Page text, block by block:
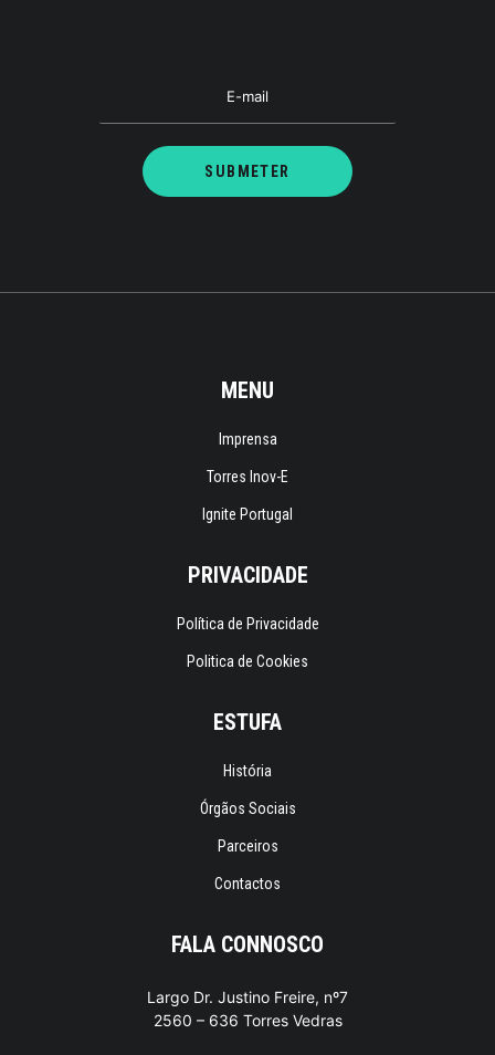
MENU
Imprensa
Torres Inov-E
Ignite Portugal
PRIVACIDADE
Política de Privacidade
Politica de Cookies
ESTUFA
História
Órgãos Sociais
Parceiros
Contactos
FALA CONNOSCO
Largo Dr. Justino Freire, nº7
2560 – 636 Torres Vedras